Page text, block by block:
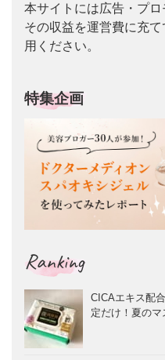
本サイトには広告・プロ
その収益を運営費に充
用ください。
特集企画
Ranking
CICAエキス配
定だけ！夏の